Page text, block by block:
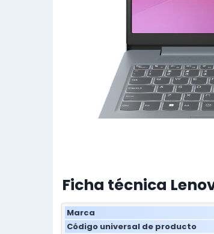
Ficha técnica
Marca
Código universal de producto